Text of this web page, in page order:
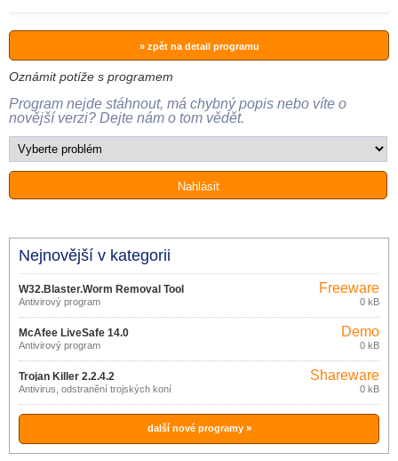
» zpět na detail programu
Oznámit potíže s programem
Program nejde stáhnout, má chybný popis nebo víte o
novější verzi? Dejte nám o tom vědět.
Nejnovější v kategorii
W32.Blaster.Worm Removal Tool
1.0.0
Antivirový program
Freeware
0 kB
McAfee LiveSafe 14.0
Antivirový program
Demo
0 kB
Trojan Killer 2.2.4.2
Antivirus, odstranění trojských koní
Shareware
0 kB
další nové programy »